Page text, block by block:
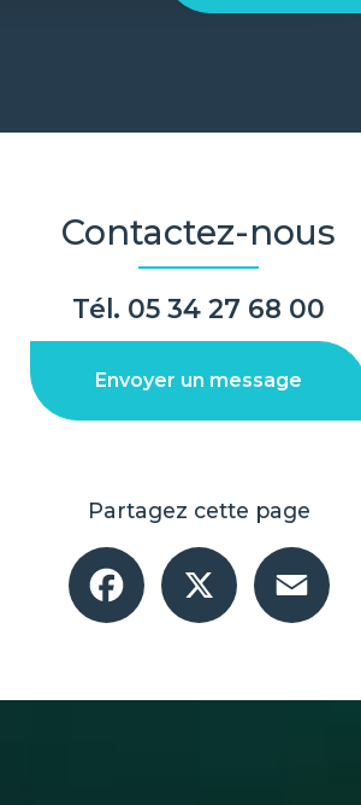
Contactez-nous
Tél. 05 34 27 68 00
Envoyer un message
Partagez cette page
Facebook